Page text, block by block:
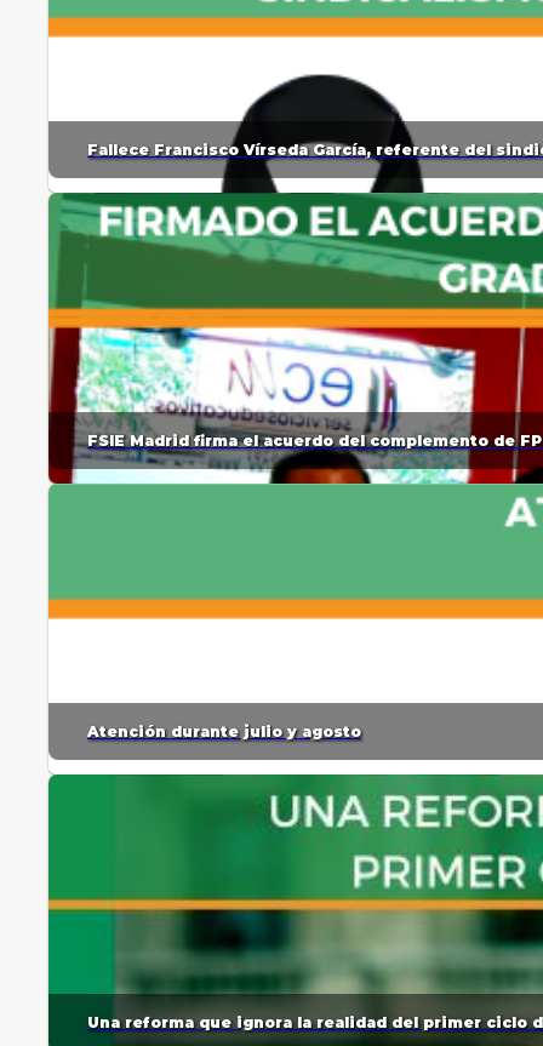
Fallece Francisco Vírseda García, referente del
FSIE Madrid firma el acuerdo del complemento de
Atención durante julio y agosto
Una reforma que ignora la realidad del primer ciclo